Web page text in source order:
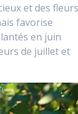
et des
favorise
en juin
de juillet et